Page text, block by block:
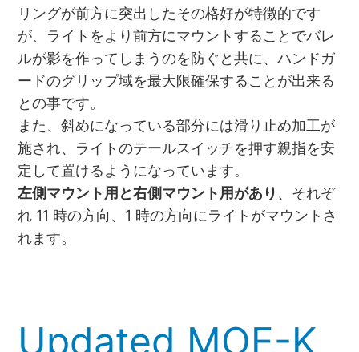
リングが前方に突出したその格好が特徴的です
が、ライトをより前方にマウントすることでバレ
ルが影を作ってしまうのを防ぐと共に、ハンドガ
ードのグリップ域を最大限確保することが出来る
との事です。
また、斜めになっている部分には滑り止め加工が
施され、ライトのテールスイッチを押す親指を安
定して置けるようになっています。
左側マウント用と右側マウント用があり 、それぞ
れ 11 時の方向、1 時の方向にライトがマウントさ
れます。
Updated MOE-K